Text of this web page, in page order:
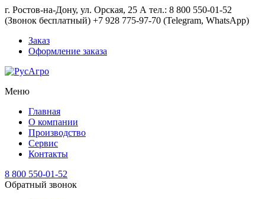
г. Ростов-на-Дону, ул. Орская, 25 А тел.: 8 800 550-01-52
(Звонок бесплатный) +7 928 775-97-70 (Telegram, WhatsApp)
Заказ
Оформление заказа
Меню
Главная
О компании
Производство
Сервис
Контакты
8 800 550-01-52
Обратный звонок